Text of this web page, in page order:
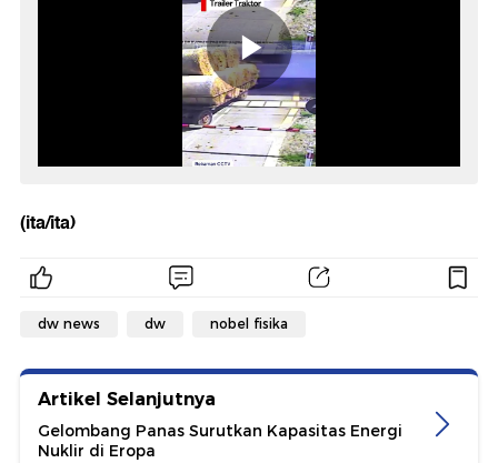
(ita/ita)
dw news dw nobel fisika
Artikel Selanjutnya
Gelombang Panas Surutkan Kapasitas Energi
Nuklir di Eropa